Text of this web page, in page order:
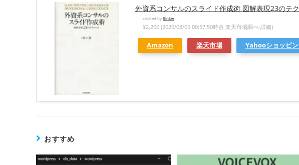
外資系コンサルのスライド作成術 図解表現23のテ
created byRinker
¥2,200 (2026/08/05 00:57:50時点 楽天市場調べ-詳細)
Amazon 楽天市場 Yahooショッピ
おすすめ